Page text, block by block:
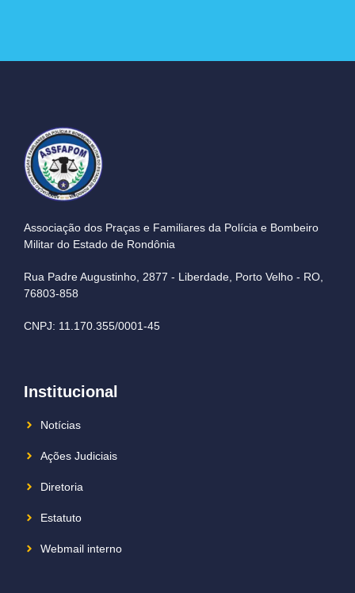
Associação dos Praças e Familiares da Polícia e Bombeiro
Militar do Estado de Rondônia
Rua Padre Augustinho, 2877 - Liberdade, Porto Velho - RO,
76803-858
CNPJ: 11.170.355/0001-45
Institucional
Notícias
Ações Judiciais
Diretoria
Estatuto
Webmail interno